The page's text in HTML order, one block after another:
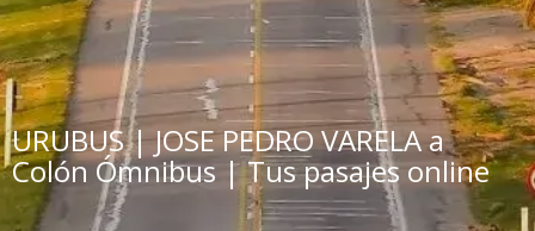
URUBUS | JOSE PEDRO VARELA a
Colón Ómnibus | Tus pasajes online